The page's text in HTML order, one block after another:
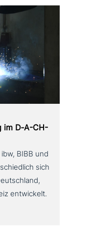
im D‑A-CH-
BIBB und
sich
entwickelt.